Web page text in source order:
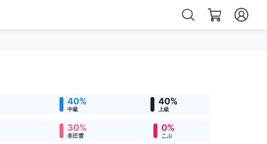
40%
中級
40%
上級
30%
非圧雪
0%
こぶ